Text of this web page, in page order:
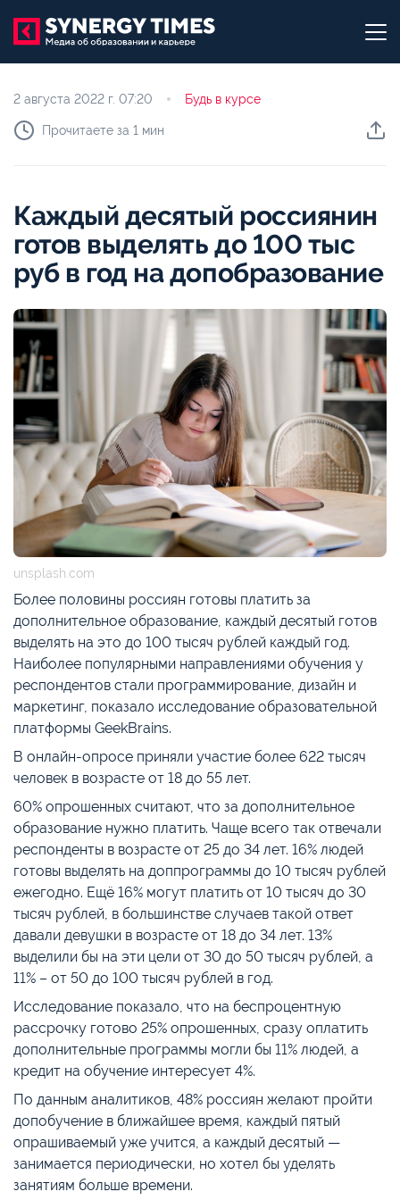
2 августа 2022 г. 07:20 Будь в курсе
Прочитаете за 1 мин
Каждый десятый россиянин
готов выделять до 100 тыс
руб в год на допобразование
unsplash.com
Более половины россиян готовы платить за
дополнительное образование, каждый десятый готов
выделять на это до 100 тысяч рублей каждый год.
Наиболее популярными направлениями обучения у
респондентов стали программирование, дизайн и
маркетинг, показало исследование образовательной
платформы GeekBrains.
В онлайн-опросе приняли участие более 622 тысяч
человек в возрасте от 18 до 55 лет.
60% опрошенных считают, что за дополнительное
образование нужно платить. Чаще всего так отвечали
респонденты в возрасте от 25 до 34 лет. 16% людей
готовы выделять на доппрограммы до 10 тысяч рублей
ежегодно. Ещё 16% могут платить от 10 тысяч до 30
тысяч рублей, в большинстве случаев такой ответ
давали девушки в возрасте от 18 до 34 лет. 13%
выделили бы на эти цели от 30 до 50 тысяч рублей, а
11% – от 50 до 100 тысяч рублей в год.
Исследование показало, что на беспроцентную
рассрочку готово 25% опрошенных, сразу оплатить
дополнительные программы могли бы 11% людей, а
кредит на обучение интересует 4%.
По данным аналитиков, 48% россиян желают пройти
допобучение в ближайшее время, каждый пятый
опрашиваемый уже учится, а каждый десятый —
занимается периодически, но хотел бы уделять
занятиям больше времени.